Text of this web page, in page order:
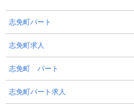
志免町パート
志免町求人
志免町 パート
志免町パート求人